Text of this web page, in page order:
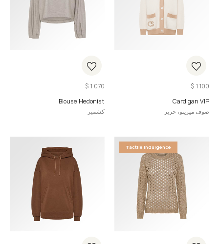
$ 1 100
Cardigan VIP
صوف ميرينو، حرير
$ 1 070
Blouse Hedonist
كشمير
Tactile Indulgence